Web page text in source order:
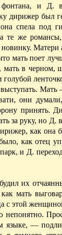
фонтана, и Д.
дирижер был
спела под
те же
Матери
мать поет
мать в черном,
Мать
они
принять.
за руку, но Д.
как она
как отец
и Д.
их
мать
с этой
непонятно.
языке, —